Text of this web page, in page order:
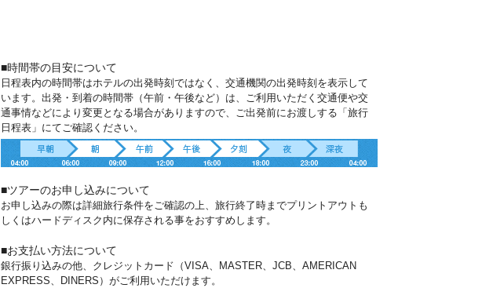
■時間帯の目安について
日程表内の時間帯はホテルの出発時刻ではなく、交通機関の出発時刻を表示して
います。出発・到着の時間帯（午前・午後など）は、ご利用いただく交通便や交
通事情などにより変更となる場合がありますので、ご出発前にお渡しする「旅行
日程表」にてご確認ください。
■ツアーのお申し込みについて
お申し込みの際は詳細旅行条件をご確認の上、旅行終了時までプリントアウトも
しくはハードディスク内に保存される事をおすすめします。
■お支払い方法について
銀行振り込みの他、クレジットカード（VISA、MASTER、JCB、AMERICAN
EXPRESS、DINERS）がご利用いただけます。